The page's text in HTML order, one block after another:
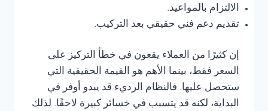
الالتزام بالمواعيد.
تقديم دعم فني حقيقي بعد التركيب.
إن كثيرًا من العملاء يقعون في خطأ التركيز على
السعر فقط، بينما الأهم هو القيمة الحقيقية التي
ستحصل عليها. فالنظام الرديء قد يبدو أوفر في
البداية، لكنه قد يتسبب في خسائر كبيرة لاحقًا. لذلك